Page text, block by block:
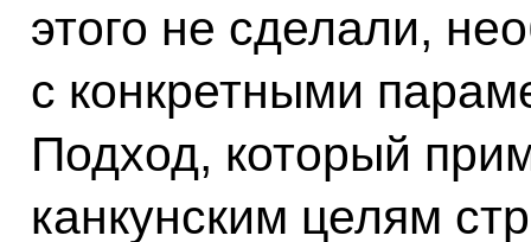
этого не сделали,
с конкретными
Подход, который
канкунским целям